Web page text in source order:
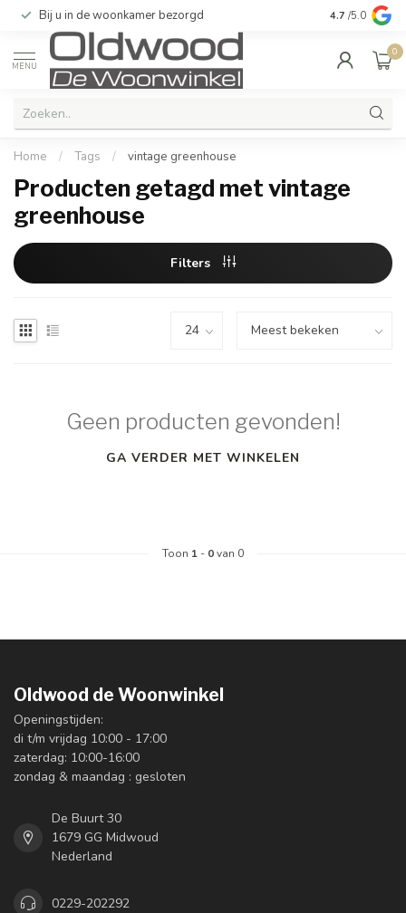
Bij u in de woonkamer bezorgd Kwaliteit &
4.7 /5.0
MENU
0
Home / Tags / vintage greenhouse
Producten getagd met vintage
greenhouse
Filters
Geen producten gevonden!
GA VERDER MET WINKELEN
Toon 1 - 0van 0
Oldwood de Woonwinkel
Openingstijden:
di t/m vrijdag 10:00 - 17:00
zaterdag: 10:00-16:00
zondag & maandag : gesloten
De Buurt 30
1679 GG Midwoud
Nederland
0229-202292